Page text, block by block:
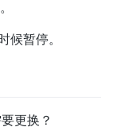
候暂停。
更换？